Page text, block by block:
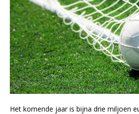
Het komende jaar is bijna drie miljoen